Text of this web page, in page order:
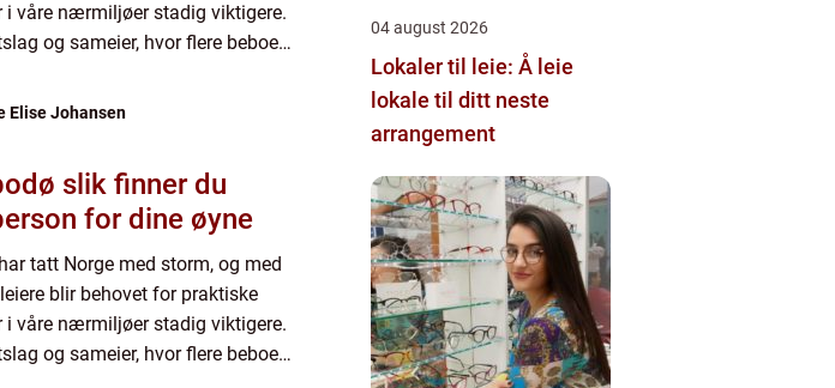
i våre nærmiljøer stadig viktigere.
og sameier, hvor flere beboere
Elise Johansen
du
for dine øyne
tatt Norge med storm, og med
blir behovet for praktiske
i våre nærmiljøer stadig viktigere.
og sameier, hvor flere beboere
04 august 2026
Lokaler til leie: Å leie
lokale til ditt neste
arrangement